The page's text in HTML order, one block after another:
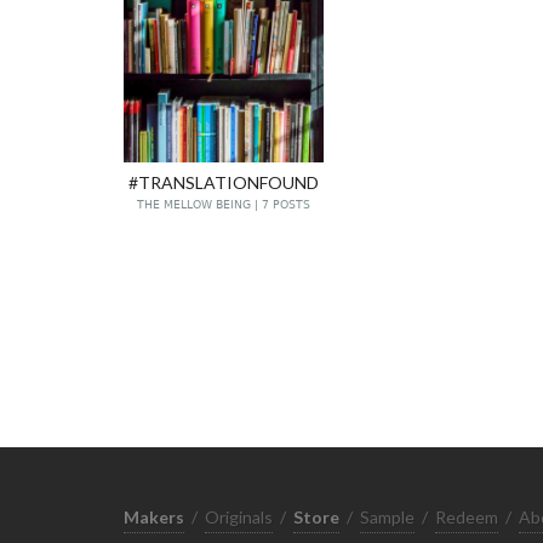
#TRANSLATIONFOUND
THE MELLOW BEING | 7 POSTS
Makers / Originals / Store / Sample / Redeem /